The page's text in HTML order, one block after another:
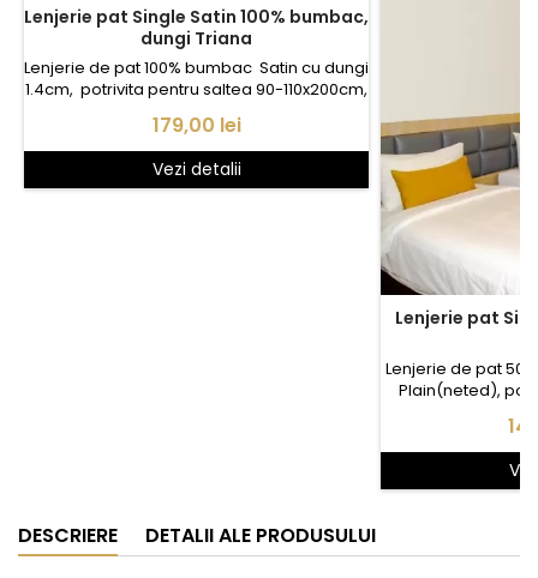
Lenjerie pat Single Satin 100% bumbac,
dungi Triana
Lenjerie de pat 100% bumbac Satin cu dungi
1.4cm, potrivita pentru saltea 90-110x200cm,
contine: - cearceaf pat 160x280cm,
Satin dungi - husa pilota 1* 150x210cm, Satin
Satin dungi - fata perna 1* 50x70cm,
Satin dungi
Pret
179,00 lei
Vezi detalii
Lenjerie pat
Lenjerie de pat
Plain(neted),
160x280cm- husa
perna
DESCRIERE DETALII ALE PRODUSULUI